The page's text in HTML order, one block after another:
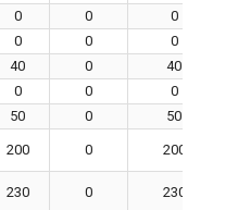
0 0
0
0 0
0
40 0
40
0 0
0
50 0 50
200 0 200
230 0 230